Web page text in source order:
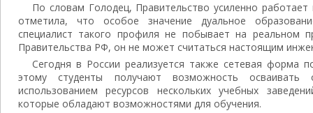
По словам Голодец, Правительство усиленно
отметила, что особое значение дуальное
специалист такого профиля не побывает на реальном
Правительства РФ, он не может считаться настоящим
Сегодня в России реализуется также сетевая форма
этому студенты получают возможность осваивать
использованием ресурсов нескольких учебных
которые обладают возможностями для обучения.